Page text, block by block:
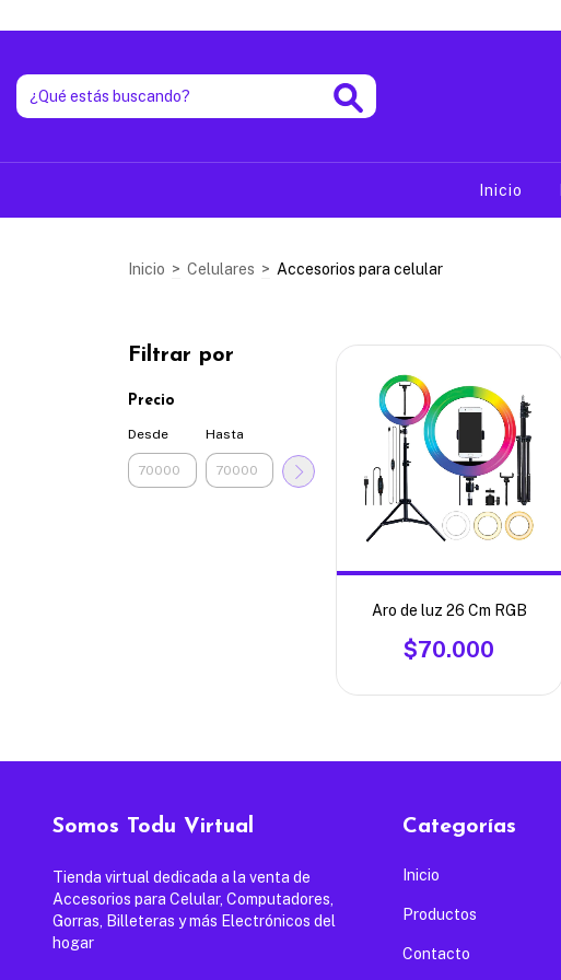
Inicio
Inicio > Celulares > Accesorios para celular
Filtrar por
Precio
Desde Hasta
Aro de luz 26 Cm RGB
$70.000
Somos Todu Virtual
Tienda virtual dedicada a la venta de
Accesorios para Celular, Computadores,
Gorras, Billeteras y más Electrónicos del
hogar
Categorías
Inicio
Productos
Contacto